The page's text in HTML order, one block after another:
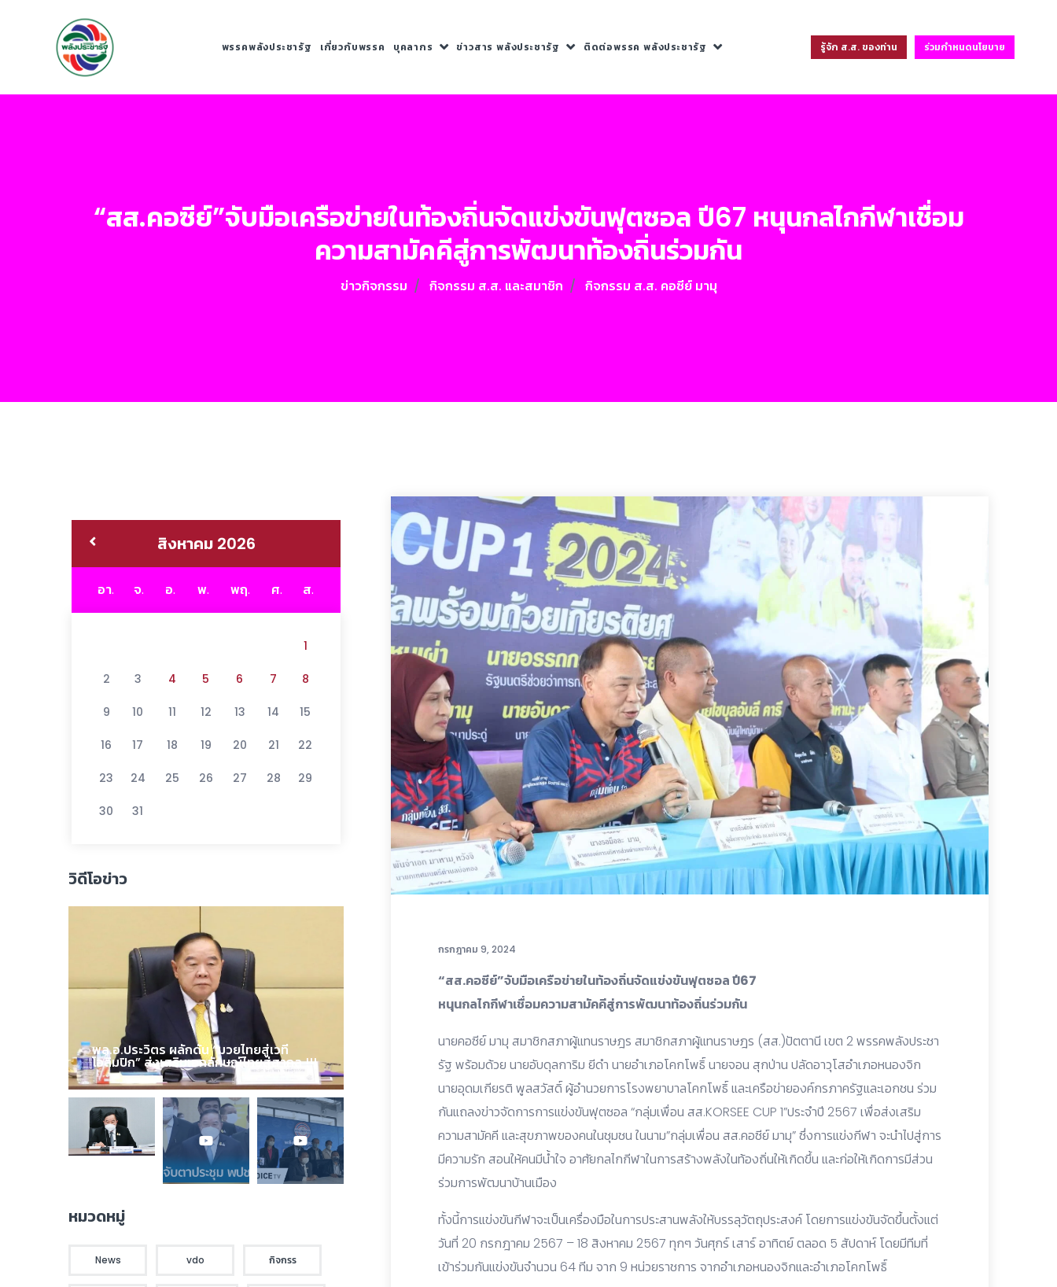
พรรคพลังประชารัฐ เกี่ยวกับพรรค บุคลากร ข่าวสาร พลังประชารัฐ ติดต่อพรรค พลังประชารัฐ รู้จัก ส.ส. ของท่าน ร่วมกำหนดนโยบาย
“สส.คอซีย์”จับมือเครือข่ายในท้องถิ่นจัดแข่งขันฟุตซอล ปี67 หนุนกลไกกีฬาเชื่อม
ความสามัคคีสู่การพัฒนาท้องถิ่นร่วมกัน
ข่าวกิจกรรม กิจกรรม ส.ส. และสมาชิก กิจกรรม ส.ส. คอซีย์ มามุ
กรกฎาคม 9, 2024
“สส.คอซีย์”จับมือเครือข่ายในท้องถิ่นจัดแข่งขันฟุตซอล ปี67
หนุนกลไกกีฬาเชื่อมความสามัคคีสู่การพัฒนาท้องถิ่นร่วมกัน
นายคอซีย์ มามุ สมาชิกสภาผู้แทนราษฎร สมาชิกสภาผู้แทนราษฎร (สส.)ปัตตานี เขต 2 พรรคพลังประชา
รัฐ พร้อมด้วย นายอับดุลการิม ยีดำ นายอำเภอโคกโพธิ์ นายจอน สุกป่าน ปลัดอาวุโสอำเภอหนองจิก
นายอุดมเกียรติ พูลสวัสดิ์ ผู้อำนวยการโรงพยาบาลโคกโพธิ์ และเครือข่ายองค์กรภาครัฐและเอกชน ร่วม
กันแถลงข่าวจัดการการแข่งขันฟุตซอล “กลุ่มเพื่อน สส.KORSEE CUP 1”ประจำปี 2567 เพื่อส่งเสริม
ความสามัคคี และสุขภาพของคนในชุมชน ในนาม”กลุ่มเพื่อน สส.คอซีย์ มามุ” ซึ่งการแข่งกีฬา จะนำไปสู่การ
มีความรัก สอนให้คนมีน้ำใจ อาศัยกลไกกีฬาในการสร้างพลังในท้องถิ่นให้เกิดขึ้น และก่อให้เกิดการมีส่วน
ร่วมการพัฒนาบ้านเมือง
ทั้งนี้การแข่งขันกีฬาจะเป็นเครื่องมือในการประสานพลังให้บรรลุวัตถุประสงค์ โดยการแข่งขันจัดขึ้นตั้งแต่
วันที่ 20 กรกฎาคม 2567 – 18 สิงหาคม 2567 ทุกๆ วันศุกร์ เสาร์ อาทิตย์ ตลอด 5 สัปดาห์ โดยมีทีมที่
เข้าร่วมกันแข่งขันจำนวน 64 ทีม จาก 9 หน่วยราชการ จากอำเภอหนองจิกและอำเภอโคกโพธิ์
สิงหาคม 2026
อา. จ. อ. พ. พฤ. ศ. ส.
1
2 3 4 5 6 7 8
9 10 11 12 13 14 15
16 17 18 19 20 21 22
23 24 25 26 27 28 29
30 31
วิดีโอข่าว
พล.อ.ประวิตร ผลักดัน “มวยไทยสู่เวที
โอลิมปิก” ส่งเสริมเอกลักษณ์ไทยสู่สากล !!!
หมวดหมู่
News vdo กิจกรร